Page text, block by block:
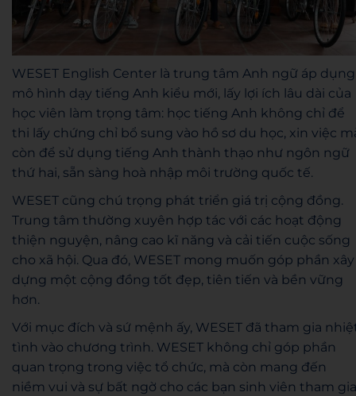
WESET English Center là trung tâm Anh ngữ áp dụng
mô hình dạy tiếng Anh kiểu mới, lấy lợi ích lâu dài của
học viên làm trọng tâm: học tiếng Anh không chỉ để
thi lấy chứng chỉ bổ sung vào hồ sơ du học, xin việc
còn để sử dụng tiếng Anh thành thạo như ngôn ngữ
thứ hai, sẵn sàng hoà nhập môi trường quốc tế.
WESET cũng chú trọng phát triển giá trị cộng đồng.
Trung tâm thường xuyên hợp tác với các hoạt động
thiện nguyện, nâng cao kĩ năng và cải tiến cuộc sống
cho xã hội. Qua đó, WESET mong muốn góp phần xây
dựng một cộng đồng tốt đẹp, tiên tiến và bền vững
hơn.
Với mục đích và sứ mệnh ấy, WESET đã tham gia
tình vào chương trình. WESET không chỉ góp phần
quan trọng trong việc tổ chức, mà còn mang đến
niềm vui và sự bất ngờ cho các bạn sinh viên tham